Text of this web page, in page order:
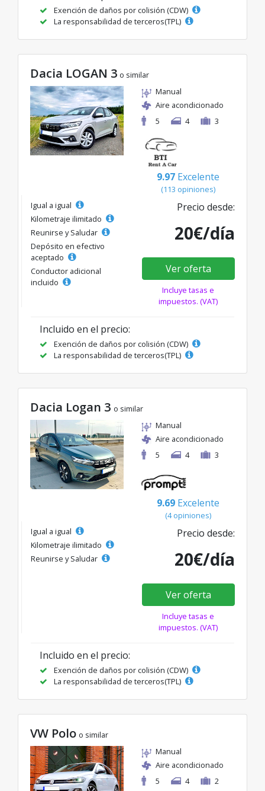
Exención de daños por colisión (CDW)
La responsabilidad de terceros(TPL)
Dacia LOGAN 3 o similar
Manual
Aire acondicionado
5
4 3
9.97 Excelente
(113 opiniones)
Igual a igual
Kilometraje ilimitado
Reunirse y Saludar
Depósito en efectivo
aceptado
Conductor adicional
incluido
Precio desde:
20€/día
Ver oferta
Incluye tasas e
impuestos. (VAT)
Incluido en el precio:
Exención de daños por colisión (CDW)
La responsabilidad de terceros(TPL)
Dacia Logan 3 o similar
Manual
Aire acondicionado
5
4 3
9.69 Excelente
(4 opiniones)
Igual a igual
Kilometraje ilimitado
Reunirse y Saludar
Precio desde:
20€/día
Ver oferta
Incluye tasas e
impuestos. (VAT)
Incluido en el precio:
Exención de daños por colisión (CDW)
La responsabilidad de terceros(TPL)
VW Polo o similar
Manual
Aire acondicionado
5
4 2